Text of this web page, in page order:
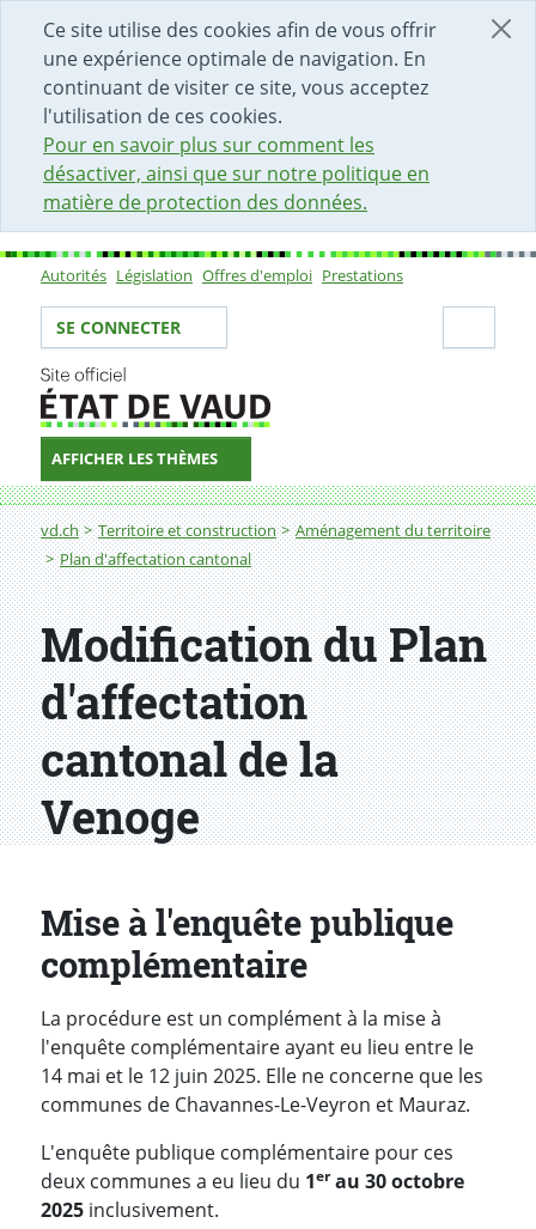
Ce site utilise des cookies afin de vous offrir
une expérience optimale de navigation. En
continuant de visiter ce site, vous acceptez
l'utilisation de ces cookies.
Pour en savoir plus sur comment les
désactiver, ainsi que sur notre politique en
matière de protection des données.
DÉBUT DU CONTENU DE LA PAGE
ACCÈS AU CHAMP DE RECHERCHE
PAGE D'ACCUEIL
FORMULAIRE DE CONTACT
Sous-navigation
Autorités Législation Offres d'emploi Prestations
Votre identité
SE CONNECTER
AFFICHER LES THÈMES
Fil d'Ariane
vd.ch Territoire et construction
Aménagement du territoire
Plan d'affectation cantonal
PAC Venoge
Modification du Plan
d'affectation
cantonal de la
Venoge
Mise à l'enquête publique
complémentaire
La procédure est un complément à la mise à
l'enquête complémentaire ayant eu lieu entre le
14 mai et le 12 juin 2025. Elle ne concerne que les
communes de Chavannes-Le-Veyron et Mauraz.
L'enquête publique complémentaire pour ces
deux communes a eu lieu du 1erau 30 octobre
2025 inclusivement.